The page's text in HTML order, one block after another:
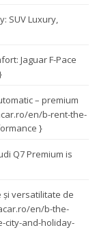
SUV Luxury,
Jaguar F-Pace
– premium
en/b-rent-the-
}
Q7 Premium is
și versatilitate de
en/b-the-
city-and-holiday-